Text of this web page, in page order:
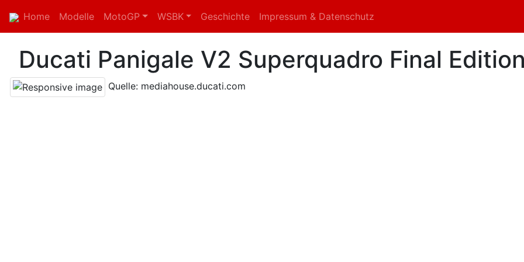
Home Modelle MotoGP WSBK Geschichte Impressum & Datenschutz
Ducati Panigale V2 Superquadro Final
Quelle: mediahouse.ducati.com